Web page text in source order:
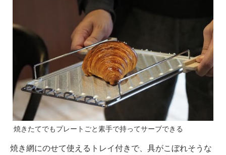
焼きたてでもプレートごと素手で持ってサーブできる
焼き網にのせて使えるトレイ付きで、具がこぼれそうな